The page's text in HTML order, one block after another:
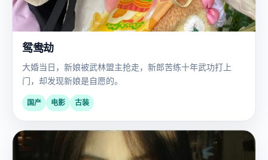
鸳鸯劫
大婚当日，新娘被武林盟主抢走，新郎苦练十年武功打上
门，却发现新娘是自愿的。
国产 电影
古装
2008
欧